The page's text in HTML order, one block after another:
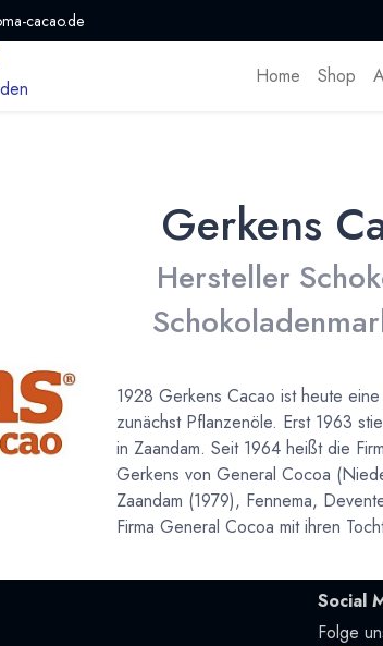
cacao.de
Home Shop
Gerkens
Hersteller
1928 Gerkens Cacao ist heute
zunächst Pflanzenöle. Erst 1963
in Zaandam. Seit 1964 heißt die
Gerkens von General Cocoa
Zaandam (1979), Fennema,
Firma General Cocoa mit ihren
Social
Folge